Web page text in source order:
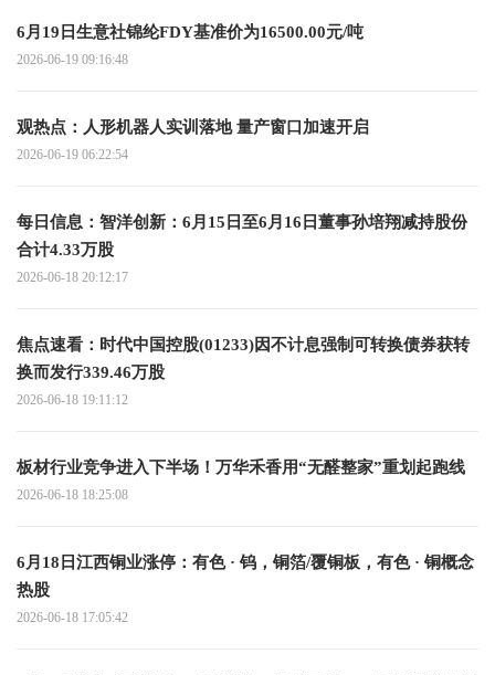
6月19日生意社锦纶FDY基准价为16500.00元/吨
2026-06-19 09:16:48
观热点：人形机器人实训落地 量产窗口加速开启
2026-06-19 06:22:54
每日信息：智洋创新：6月15日至6月16日董事孙培翔减持股份
合计4.33万股
2026-06-18 20:12:17
焦点速看：时代中国控股(01233)因不计息强制可转换债券获转
换而发行339.46万股
2026-06-18 19:11:12
板材行业竞争进入下半场！万华禾香用“无醛整家”重划起跑线
2026-06-18 18:25:08
6月18日江西铜业涨停：有色 · 钨，铜箔/覆铜板，有色 · 铜概念
热股
2026-06-18 17:05:42